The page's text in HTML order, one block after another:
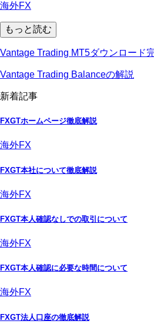
海外FX
もっと読む
Vantage Trading MT5ダウンロード
Vantage Trading Balanceの解説
新着記事
FXGTホームページ徹底解説
海外FX
FXGT本社について徹底解説
海外FX
FXGT本人確認なしでの取引について
海外FX
FXGT本人確認に必要な時間について
海外FX
FXGT法人口座の徹底解説